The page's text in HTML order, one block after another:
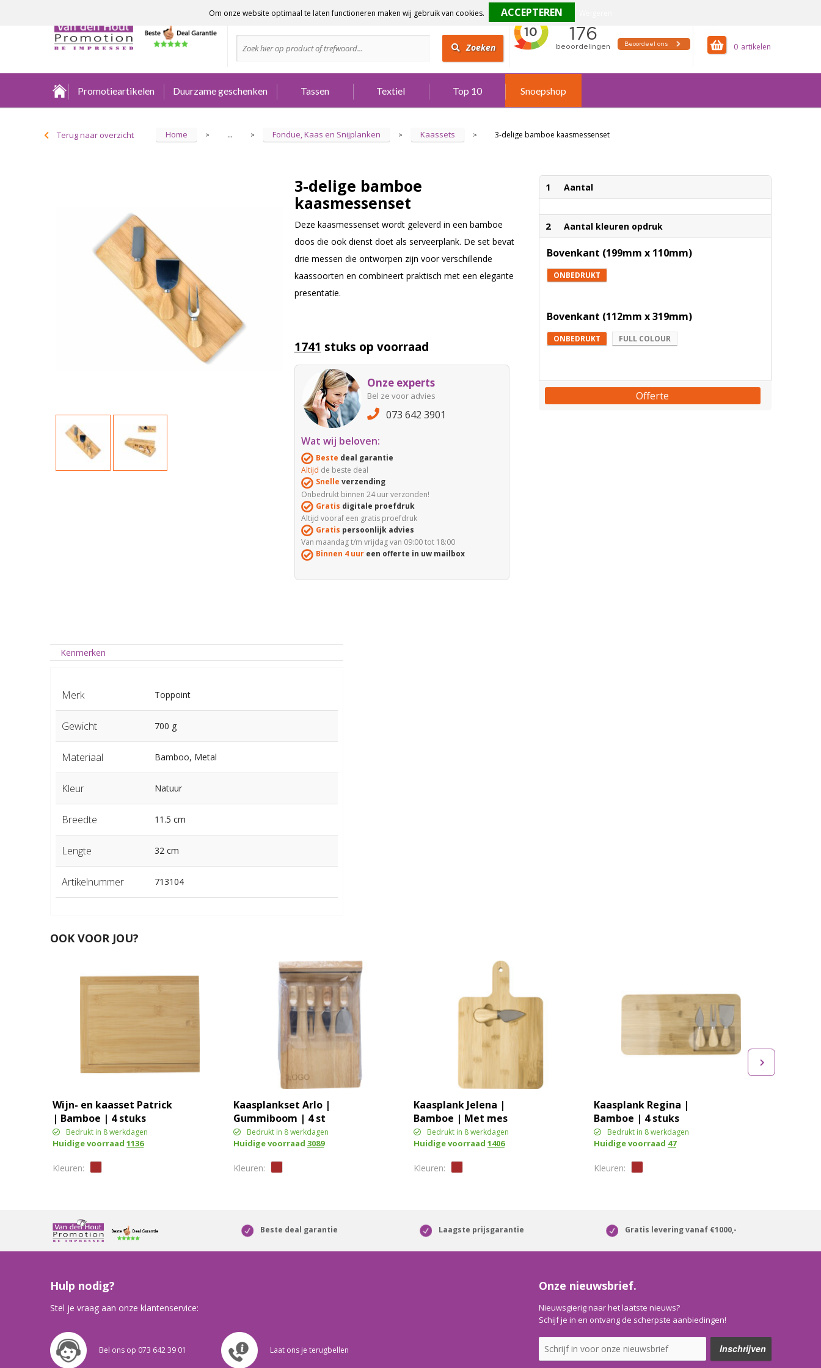
0
Advies nodig?
Zoeken
Promotieartikelen Duurzame geschenken Tassen Textiel Top 10 Snoepshop
Terug naar overzicht Home > ... > Fondue, Kaas en Snijplanken > Kaassets > 3-delige bamboe kaasmessenset
3-delige bamboe
kaasmessenset
Deze kaasmessenset wordt geleverd in een bamboe
doos die ook dienst doet als serveerplank. De set bevat
drie messen die ontworpen zijn voor verschillende
kaassoorten en combineert praktisch met een elegante
presentatie.
1741 stuks op voorraad
Onze experts
Bel ze voor advies
073 642 3901
Wat wij beloven:
Beste deal garantie
Altijd de beste deal
Snelle verzending
Onbedrukt binnen 24 uur verzonden!
Gratis digitale proefdruk
Altijd vooraf een gratis proefdruk
Gratis persoonlijk advies
Van maandag t/m vrijdag van 09:00 tot 18:00
Binnen 4 uureen offerte in uw mailbox
1 Aantal
2 Aantal kleuren opdruk
Bovenkant (199mm x 110mm)
ONBEDRUKT
Bovenkant (112mm x 319mm)
ONBEDRUKT FULL COLOUR
Offerte
Kenmerken
Merk Toppoint
Gewicht 700 g
Materiaal Bamboo, Metal
Kleur Natuur
Breedte 11.5 cm
Lengte 32 cm
Artikelnummer 713104
OOK VOOR JOU?
Wijn- en kaasset Patrick
| Bamboe | 4 stuks
Bedrukt in 8 werkdagen
Huidige voorraad1136
Kaasplankset Arlo |
Gummiboom | 4 st
Bedrukt in 8 werkdagen
Huidige voorraad 3089
Kaasplank Jelena |
Bamboe | Met mes
Bedrukt in 8 werkdagen
Huidige voorraad 1406
Kaasplank Regina |
Bamboe | 4 stuks
Bedrukt in 8 werkdagen
Huidige voorraad 47
Beste deal garantie Laagste prijsgarantie Gratis levering vanaf €1000,-
Hulp nodig?
Stel je vraag aan onze klantenservice:
Bel ons op 073 642 39 01 Laat ons je terugbellen
Onze nieuwsbrief.
Nieuwsgierig naar het laatste nieuws?
Schijf je in en ontvang de scherpste aanbiedingen!
Om onze website optimaal te laten functioneren maken wij gebruik van cookies.